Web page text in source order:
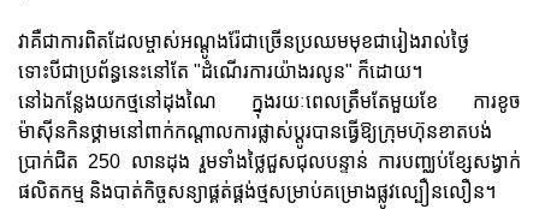
វាគឺជាការពិតដែលម្ចាស់អណ្តូងរ៉ែជាច្រើនប្រឈមមុខជារៀងរាល់ថ្ងៃ
ទោះបីជាប្រព័ន្ធនេះនៅតែ "ដំណើរការយ៉ាងរលូន" ក៏ដោយ។
នៅឯកន្លែងយកថ្មនៅដុងណៃ ក្នុងរយៈពេលត្រឹមតែមួយខែ ការខូច
ម៉ាស៊ីនកិនថ្គាមនៅពាក់កណ្តាលការផ្លាស់ប្តូរបានធ្វើឱ្យក្រុមហ៊ុនខាតបង់
ប្រាក់ជិត 250 លានដុង រួមទាំងថ្លៃជួសជុលបន្ទាន់ ការបញ្ឈប់ខ្សែសង្វាក់
ផលិតកម្ម និងបាត់កិច្ចសន្យាផ្គត់ផ្គង់ថ្មសម្រាប់គម្រោងផ្លូវល្បឿនលឿន។